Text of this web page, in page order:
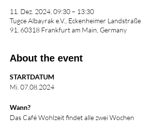
11. Dez. 2024, 09:30 – 13:30
Tugce Albayrak e.V., Eckenheimer Landstraße
91, 60318 Frankfurt am Main, Germany
About the event
STARTDATUM
Mi. 07.08.2024
Wann?
Das Café Wohlzeit findet alle zwei Wochen